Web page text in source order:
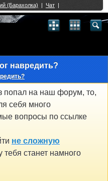
навредить?
попал на наш форум, то,
себя много
вопросы по ссылке
не сложную
тебя станет намного
byvBSSO
17 18 21 22 23 24 25 26
40 41 42 43